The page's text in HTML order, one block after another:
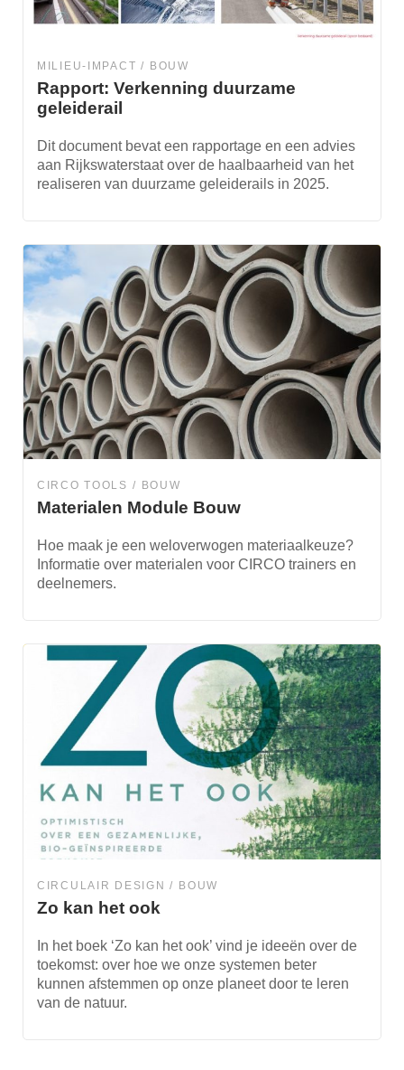
MILIEU-IMPACT BOUW
Rapport: Verkenning duurzame
geleiderail
Dit document bevat een rapportage en een advies
aan Rijkswaterstaat over de haalbaarheid van het
realiseren van duurzame geleiderails in 2025.
CIRCO TOOLS BOUW
Materialen Module Bouw
Hoe maak je een weloverwogen materiaalkeuze?
Informatie over materialen voor CIRCO trainers en
deelnemers.
CIRCULAIR DESIGN BOUW
Zo kan het ook
In het boek ‘Zo kan het ook’ vind je ideeën over de
toekomst: over hoe we onze systemen beter
kunnen afstemmen op onze planeet door te leren
van de natuur.